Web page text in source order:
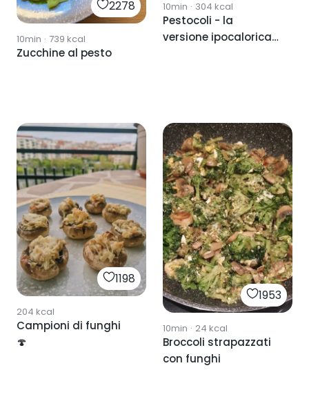
2278
10min · 739 kcal
Zucchine al pesto
10min · 304 kcal
Pestocoli - la
versione ipocalorica
1198
204 kcal
Campioni di funghi
🍄
1953
10min · 24 kcal
Broccoli strapazzati
con funghi